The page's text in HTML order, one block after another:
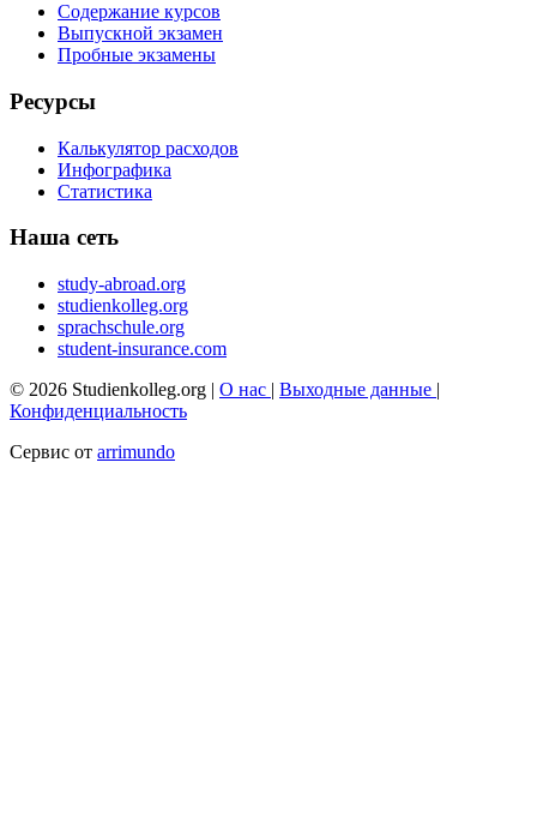
Содержание курсов
Выпускной экзамен
Пробные экзамены
Ресурсы
Калькулятор расходов
Инфографика
Статистика
Наша сеть
study-abroad.org
studienkolleg.org
sprachschule.org
student-insurance.com
© 2026 Studienkolleg.org | О нас | Выходные данные |
Конфиденциальность
Сервис от arrimundo